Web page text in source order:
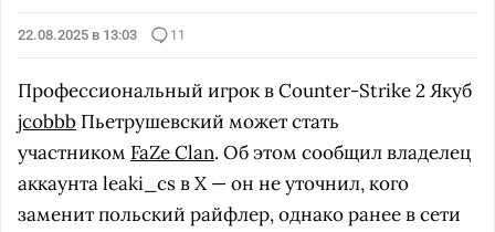
22.08.2025 в 13:03 11
Профессиональный игрок в Counter-Strike 2 Якуб
jcobbb Пьетрушевский может стать
участником FaZe Clan. Об этом сообщил владелец
аккаунта leaki_cs в X — он не уточнил, кого
заменит польский райфлер, однако ранее в сети